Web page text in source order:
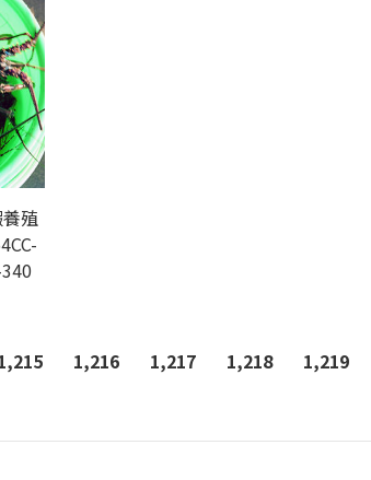
殖
1,216 1,217 1,218 1,219